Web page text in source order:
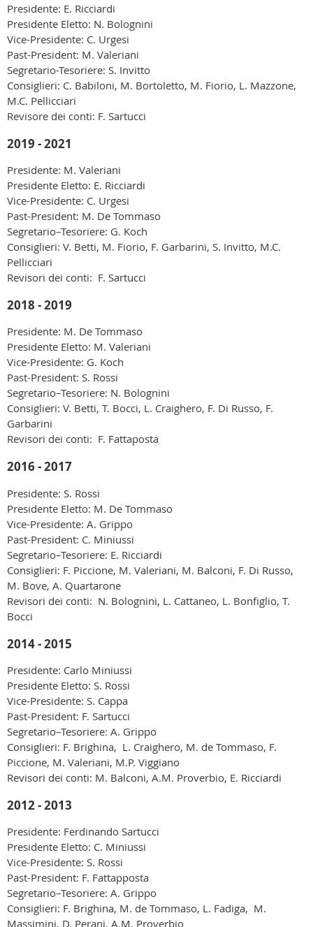
Presidente: E. Ricciardi
Presidente Eletto: N. Bolognini
Vice-Presidente: C. Urgesi
Past-President: M. Valeriani
Segretario-Tesoriere: S. Invitto
Consiglieri: C. Babiloni, M. Bortoletto, M. Fiorio, L. Mazzone,
M.C. Pellicciari
Revisore dei conti: F. Sartucci
2019 - 2021
Presidente: M. Valeriani
Presidente Eletto: E. Ricciardi
Vice-Presidente: C. Urgesi
Past-President: M. De Tommaso
Segretario–Tesoriere: G. Koch
Consiglieri: V. Betti, M. Fiorio, F. Garbarini, S. Invitto, M.C.
Pellicciari
Revisori dei conti: F. Sartucci
2018 - 2019
Presidente: M. De Tommaso
Presidente Eletto: M. Valeriani
Vice-Presidente: G. Koch
Past-President: S. Rossi
Segretario–Tesoriere: N. Bolognini
Consiglieri: V. Betti, T. Bocci, L. Craighero, F. Di Russo, F.
Garbarini
Revisori dei conti: F. Fattaposta
2016 - 2017
Presidente: S. Rossi
Presidente Eletto: M. De Tommaso
Vice-Presidente: A. Grippo
Past-President: C. Miniussi
Segretario–Tesoriere: E. Ricciardi
Consiglieri: F. Piccione, M. Valeriani, M. Balconi, F. Di Russo,
M. Bove, A. Quartarone
Revisori dei conti: N. Bolognini, L. Cattaneo, L. Bonfiglio, T.
Bocci
2014 - 2015
Presidente: Carlo Miniussi
Presidente Eletto: S. Rossi
Vice-Presidente: S. Cappa
Past-President: F. Sartucci
Segretario–Tesoriere: A. Grippo
Consiglieri: F. Brighina, L. Craighero, M. de Tommaso, F.
Piccione, M. Valeriani, M.P. Viggiano
Revisori dei conti: M. Balconi, A.M. Proverbio, E. Ricciardi
2012 - 2013
Presidente: Ferdinando Sartucci
Presidente Eletto: C. Miniussi
Vice-Presidente: S. Rossi
Past-President: F. Fattapposta
Segretario–Tesoriere: A. Grippo
Consiglieri: F. Brighina, M. de Tommaso, L. Fadiga, M.
Massimini, D. Perani, A.M. Proverbio